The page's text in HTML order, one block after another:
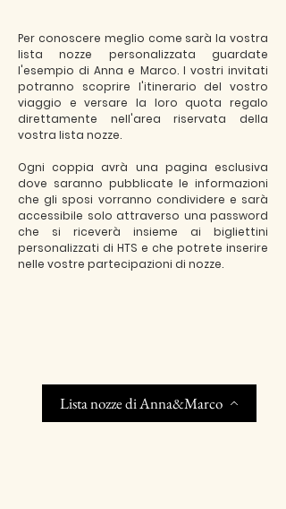
Per conoscere meglio come sarà la vostra
lista nozze personalizzata guardate
l'esempio di Anna e Marco. I vostri invitati
potranno scoprire l'itinerario del vostro
viaggio e versare la loro quota regalo
direttamente nell'area riservata della
vostra lista nozze.
Ogni coppia avrà una pagina esclusiva
dove saranno pubblicate le informazioni
che gli sposi vorranno condividere e sarà
accessibile solo attraverso una password
che si riceverà insieme ai bigliettini
personalizzati di HTS e che potrete inserire
nelle vostre partecipazioni di nozze.
Lista nozze di Anna&Marco